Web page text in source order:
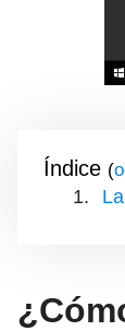
Índice (